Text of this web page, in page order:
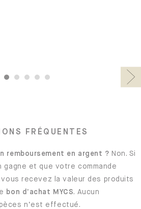
1 2 3 4 5
FRÉQUENTES
remboursement en argent ? Non. Si
et que votre commande
recevez la valeur des produits
bon d’achat MYCS. Aucun
n’est effectué.